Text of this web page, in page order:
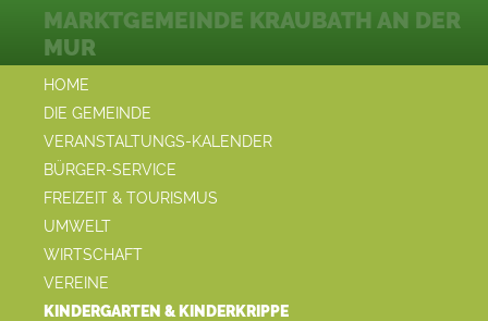
HOME
DIE GEMEINDE
VERANSTALTUNGS-KALENDER
BÜRGER-SERVICE
FREIZEIT & TOURISMUS
UMWELT
WIRTSCHAFT
VEREINE
KINDERGARTEN & KINDERKRIPPE
MARKTGEMEINDE KRAUBATH AN DER
MUR